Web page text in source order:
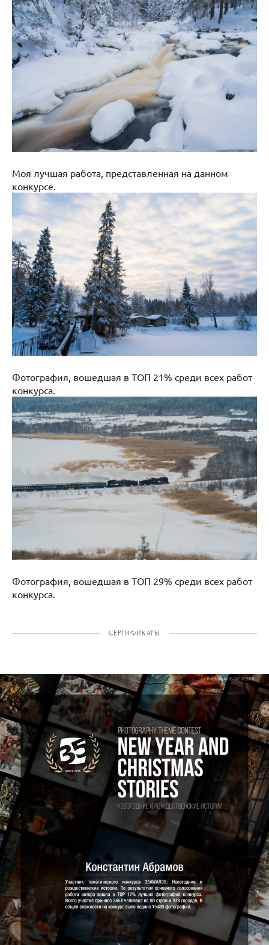
Моя лучшая работа, представленная на данном
конкурсе.
Фотография, вошедшая в ТОП 21% среди всех работ
конкурса.
Фотография, вошедшая в ТОП 29% среди всех работ
конкурса.
СЕРТИФИКАТЫ